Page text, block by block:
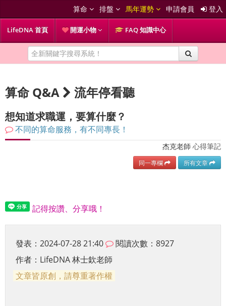
算命 排盤 馬年運勢 申請會員 登入
LifeDNA 首頁 開運小物 FAQ 知識中心
算命 Q&A 流年停看聽
想知道求職運，要算什麼？
不同的算命服務，有不同專長！
杰克老師 心得筆記
同一專欄 所有文章
記得按讚、分享哦！
發表：2024-07-28 21:40
閱讀次數：8927
作者： LifeDNA 林士欽老師
文章皆原創，請尊重著作權